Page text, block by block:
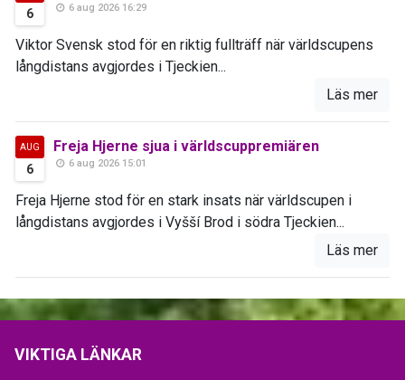
6 6 aug 2026 16:29
Viktor Svensk stod för en riktig fullträff när världscupens
långdistans avgjordes i Tjeckien...
Läs mer
AUG
6
Freja Hjerne sjua i världscuppremiären
6 aug 2026 15:01
Freja Hjerne stod för en stark insats när världscupen i
långdistans avgjordes i Vyšší Brod i södra Tjeckien...
Läs mer
VIKTIGA LÄNKAR